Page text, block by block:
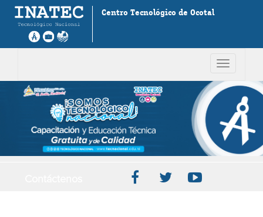
Centro Tecnológico de Ocotal
Toggle